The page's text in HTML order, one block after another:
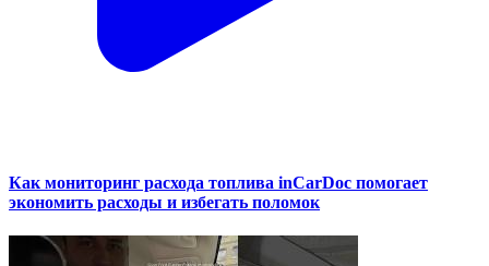
Как мониторинг расхода топлива inCarDoc помогает
экономить расходы и избегать поломок